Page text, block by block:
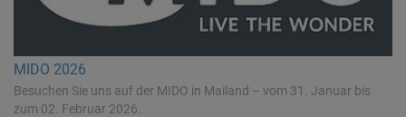
MIDO 2026
Besuchen Sie uns auf der MIDO in Mailand – vom 31. Januar bis
zum 02. Februar 2026.